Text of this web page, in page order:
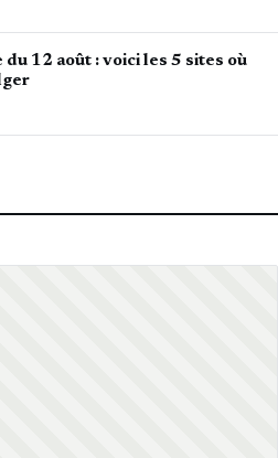
du 12 août : voici les 5 sites où